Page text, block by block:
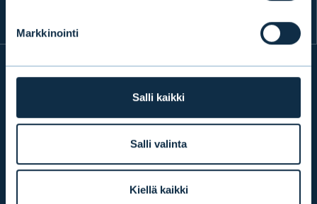
Markkinointi
Salli kaikki
Salli valinta
Kiellä kaikki
TUOTTEET & PALVELUT